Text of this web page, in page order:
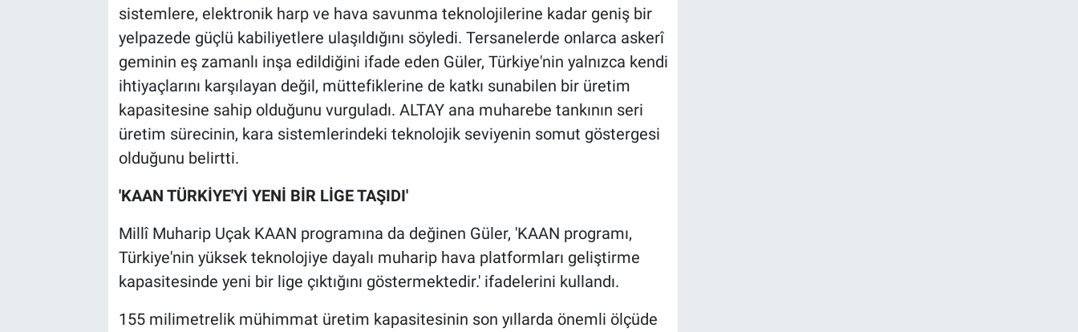
sistemlere, elektronik harp ve hava savunma teknolojilerine kadar geniş bir
yelpazede güçlü kabiliyetlere ulaşıldığını söyledi. Tersanelerde onlarca askerî
geminin eş zamanlı inşa edildiğini ifade eden Güler, Türkiye'nin yalnızca kendi
ihtiyaçlarını karşılayan değil, müttefiklerine de katkı sunabilen bir üretim
kapasitesine sahip olduğunu vurguladı. ALTAY ana muharebe tankının seri
üretim sürecinin, kara sistemlerindeki teknolojik seviyenin somut göstergesi
olduğunu belirtti.
'KAAN TÜRKİYE'Yİ YENİ BİR LİGE TAŞIDI'
Millî Muharip Uçak KAAN programına da değinen Güler, 'KAAN programı,
Türkiye'nin yüksek teknolojiye dayalı muharip hava platformları geliştirme
kapasitesinde yeni bir lige çıktığını göstermektedir.' ifadelerini kullandı.
155 milimetrelik mühimmat üretim kapasitesinin son yıllarda önemli ölçüde